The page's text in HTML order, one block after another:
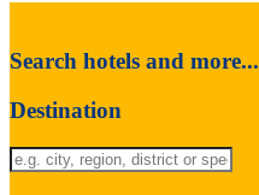
Search hotels and more...
Destination